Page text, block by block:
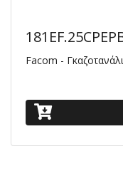
Facom -